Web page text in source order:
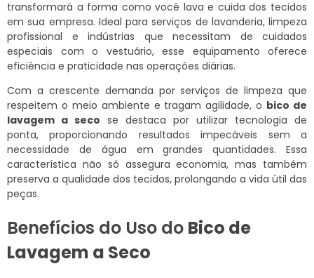
transformará a forma como você lava e cuida dos tecidos
em sua empresa. Ideal para serviços de lavanderia, limpeza
profissional e indústrias que necessitam de cuidados
especiais com o vestuário, esse equipamento oferece
eficiência e praticidade nas operações diárias.
Com a crescente demanda por serviços de limpeza que
respeitem o meio ambiente e tragam agilidade, o bico de
lavagem a seco se destaca por utilizar tecnologia de
ponta, proporcionando resultados impecáveis sem a
necessidade de água em grandes quantidades. Essa
característica não só assegura economia, mas também
preserva a qualidade dos tecidos, prolongando a vida útil das
peças.
Benefícios do Uso do Bico de
Lavagem a Seco